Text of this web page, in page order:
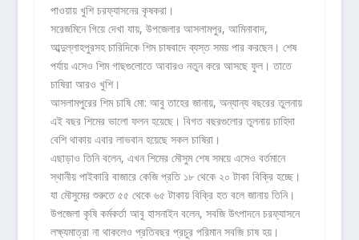
পাওয়ায় খুশি চরফ্যাসনের কৃষকরা।
সরেজমিনে গিয়ে দেখা যায়, উপজেলার আসলামপুর, আমিনাবাদ,
আব্দুল্লাহপুরসহ চারিদিকে শিম চাষবাদে ব্যস্ত সময় পার করছেন। শেষ
পর্যায় এসেও শিম গাছগুলোতে আবারও নতুন করে আসছে ফুল। তাতে
চাষিরা আরও খুশি।
আসলামপুরের শিম চাষি মো: আবু তাহের জানায়, অন্যান্য বছরের তুলনায়
এই বছর শিমের ভালো ফলন হয়েছে। বিগত বছরগুলোর তুলনায় চাহিদা
বেশি থাকায় এবার লাভবান হয়েছে সকল চাষিরা।
এছাড়াও তিনি বলেন, এখন শিমের মৌসুম শেষ সময়ে এসেও বর্তমানে
স্থানীয় পাইকারি বাজারে কেজি প্রতি ১৮ থেকে ২০ টাকা বিক্রি হচ্ছে।
যা মৌসুমের শুরুতে ৫৫ থেকে ৬৫ টাকায় বিক্রি হত বলে জানায় তিনি।
উপজেলা কৃষি কর্মকর্তা আবু হাসনাইন বলেন, সবজি উৎপাদনে চরফ্যাসনে
লক্ষ্যমাত্রা না থাকলেও প্রতিবছর প্রচুর পরিমান সবজি চাষ হয়।